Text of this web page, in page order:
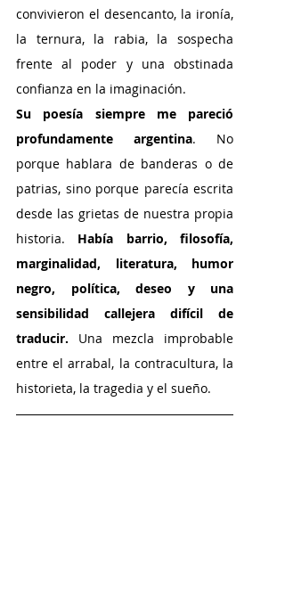
convivieron el desencanto, la ironía,
la ternura, la rabia, la sospecha
frente al poder y una obstinada
confianza en la imaginación.
Su poesía siempre me pareció
profundamente argentina. No
porque hablara de banderas o de
patrias, sino porque parecía escrita
desde las grietas de nuestra propia
historia. Había barrio, filosofía,
marginalidad, literatura, humor
negro, política, deseo y una
sensibilidad callejera difícil de
traducir. Una mezcla improbable
entre el arrabal, la contracultura, la
historieta, la tragedia y el sueño.